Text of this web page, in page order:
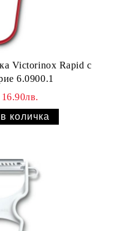
Victorinox Rapid с
гладко острие 6.0900.1
16.90лв.